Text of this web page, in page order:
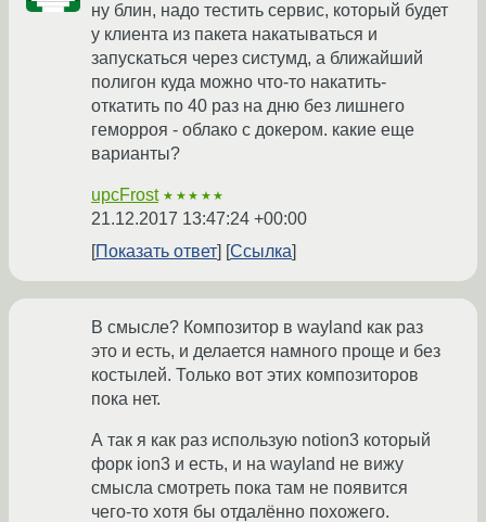
ну блин, надо тестить сервис, который будет
у клиента из пакета накатываться и
запускаться через систумд, а ближайший
полигон куда можно что-то накатить-
откатить по 40 раз на дню без лишнего
геморроя - облако с докером. какие еще
варианты?
upcFrost ★★★★★
21.12.2017 13:47:24 +00:00
Показать ответ
Ссылка
В смысле? Композитор в wayland как раз
это и есть, и делается намного проще и без
костылей. Только вот этих композиторов
пока нет.
А так я как раз использую notion3 который
форк ion3 и есть, и на wayland не вижу
смысла смотреть пока там не появится
чего-то хотя бы отдалённо похожего.